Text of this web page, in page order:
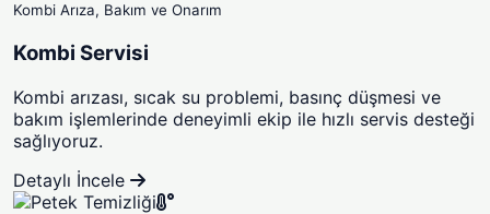
Kombi Arıza, Bakım ve Onarım
Kombi Servisi
Kombi arızası, sıcak su problemi, basınç düşmesi ve
bakım işlemlerinde deneyimli ekip ile hızlı servis desteği
sağlıyoruz.
Detaylı İncele